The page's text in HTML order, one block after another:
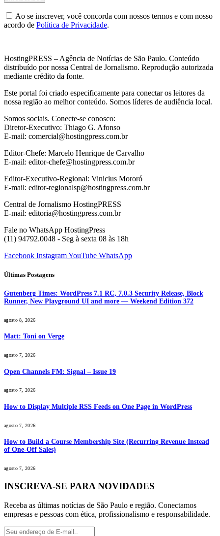
Ao se inscrever, você concorda com nossos termos e com nosso
acordo de Política de Privacidade.
HostingPRESS – Agência de Notícias de São Paulo. Conteúdo
distribuído por nossa Central de Jornalismo. Reprodução autorizada
mediante crédito da fonte.
Este portal foi criado especificamente para conectar os leitores da
nossa região ao melhor conteúdo. Somos líderes de audiência local.
Somos sociais. Conecte-se conosco:
Diretor-Executivo: Thiago G. Afonso
E-mail: comercial@hostingpress.com.br
Editor-Chefe: Marcelo Henrique de Carvalho
E-mail: editor-chefe@hostingpress.com.br
Editor-Executivo-Regional: Vinicius Mororó
E-mail: editor-regionalsp@hostingpress.com.br
Central de Jornalismo HostingPRESS
E-mail: editoria@hostingpress.com.br
Fale no WhatsApp HostingPress
(11) 94792.0048 - Seg à sexta 08 às 18h
Facebook InstagramYouTube WhatsApp
Últimas Postagens
Gutenberg Times: WordPress 7.1 RC, 7.0.3 Security Release, Block
Runner, New Playground UI and more — Weekend Edition 372
agosto 8, 2026
Matt: Toni on Verge
agosto 7, 2026
Open Channels FM: Signal – Issue 19
agosto 7, 2026
How to Display Multiple RSS Feeds on One Page in WordPress
agosto 7, 2026
How to Build a Course Membership Site (Recurring Revenue Instead
of One-Off Sales)
agosto 7, 2026
INSCREVA-SE PARA NOVIDADES
Receba as últimas notícias de São Paulo e região. Conectamos
empresas e pessoas com ética, profissionalismo e responsabilidade.